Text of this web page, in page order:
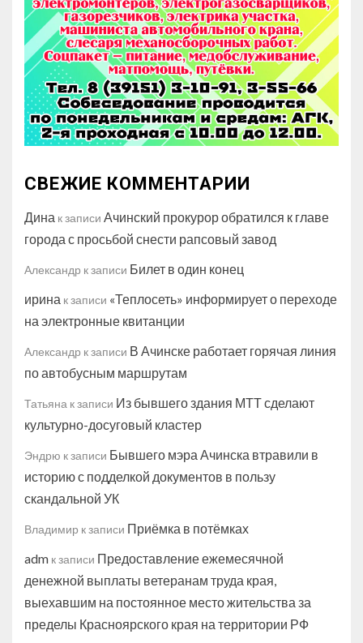
СВЕЖИЕ КОММЕНТАРИИ
Дина к записи Ачинский прокурор обратился к главе
города с просьбой снести рапсовый завод
Александр к записи Билет в один конец
ирина к записи «Теплосеть» информирует о переходе
на электронные квитанции
Александр к записи В Ачинске работает горячая линия
по автобусным маршрутам
Татьяна к записи Из бывшего здания МТТ сделают
культурно-досуговый кластер
Эндрю к записи Бывшего мэра Ачинска втравили в
историю с подделкой документов в пользу
скандальной УК
Владимир к записи Приёмка в потёмках
adm к записи Предоставление ежемесячной
денежной выплаты ветеранам труда края,
выехавшим на постоянное место жительства за
пределы Красноярского края на территории РФ